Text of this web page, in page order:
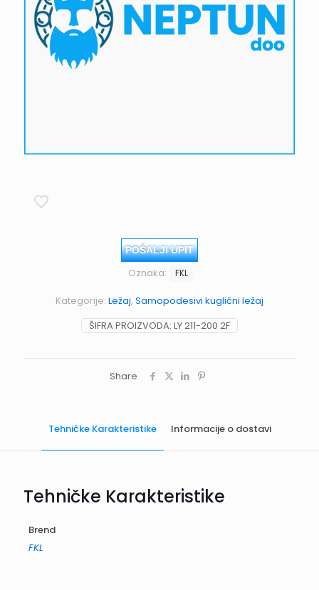
POŠALJI UPIT
ŠIFRA PROIZVODA: LY 211-200 2F
Kategorije: Ležaj, Samopodesivi kuglični ležaj
Oznaka: FKL
Share
Tehničke Karakteristike Informacije o dostavi
Tehničke Karakteristike
Brend
FKL